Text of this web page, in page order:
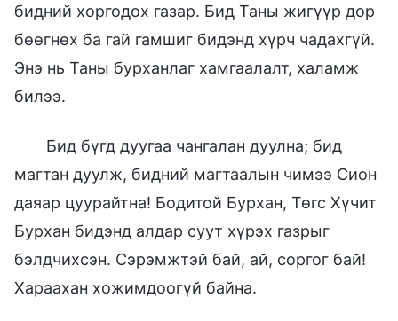
бидний хоргодох газар. Бид Таны жигүүр дор
бөөгнөх ба гай гамшиг бидэнд хүрч чадахгүй.
Энэ нь Таны бурханлаг хамгаалалт, халамж
билээ.
Бид бүгд дуугаа чангалан дуулна; бид
магтан дуулж, бидний магтаалын чимээ Сион
даяар цуурайтна! Бодитой Бурхан, Төгс Хүчит
Бурхан бидэнд алдар суут хүрэх газрыг
бэлдчихсэн. Сэрэмжтэй бай, ай, соргог бай!
Хараахан хожимдоогүй байна.